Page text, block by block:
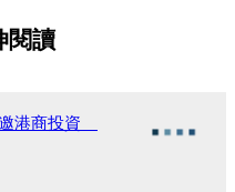
閱讀
港商投資